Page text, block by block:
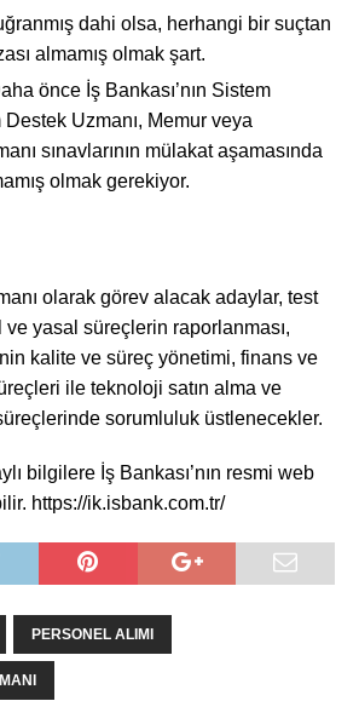
dahi olsa, herhangi bir suçtan
almamış olmak şart.
önce İş Bankası’nın Sistem
Destek Uzmanı, Memur veya
sınavlarının mülakat aşamasında
olmak gerekiyor.
olarak görev alacak adaylar, test
yasal süreçlerin raporlanması,
kalite ve süreç yönetimi, finans ve
ile teknoloji satın alma ve
sorumluluk üstlenecekler.
bilgilere İş Bankası’nın resmi web
https://ik.isbank.com.tr/
PERSONEL ALIMI